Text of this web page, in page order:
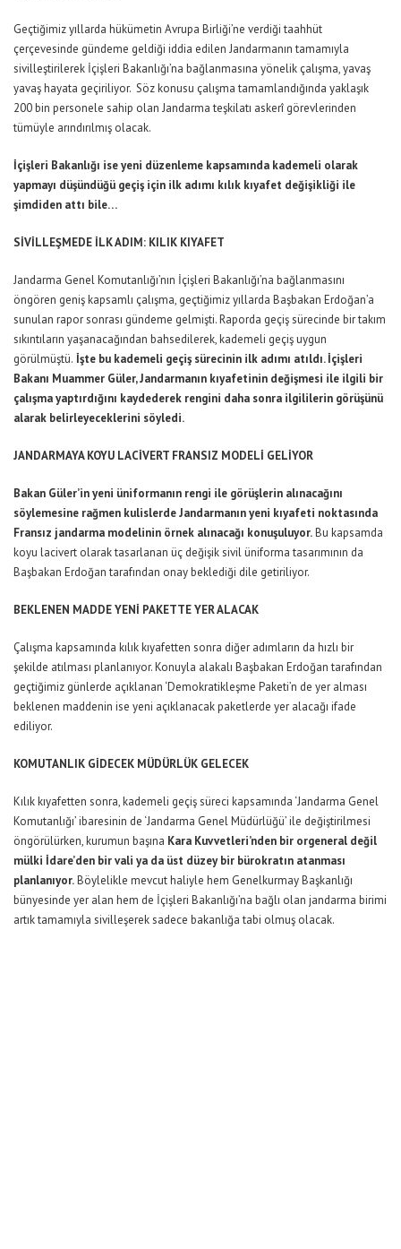
Geçtiğimiz yıllarda hükümetin Avrupa Birliği’ne verdiği taahhüt
çerçevesinde gündeme geldiği iddia edilen Jandarmanın tamamıyla
sivilleştirilerek İçişleri Bakanlığı’na bağlanmasına yönelik çalışma, yavaş
yavaş hayata geçiriliyor. Söz konusu çalışma tamamlandığında yaklaşık
200 bin personele sahip olan Jandarma teşkilatı askerî görevlerinden
tümüyle arındırılmış olacak.
İçişleri Bakanlığı ise yeni düzenleme kapsamında kademeli olarak
yapmayı düşündüğü geçiş için ilk adımı kılık kıyafet değişikliği ile
şimdiden attı bile…
SİVİLLEŞMEDE İLK ADIM: KILIK KIYAFET
Jandarma Genel Komutanlığı’nın İçişleri Bakanlığı’na bağlanmasını
öngören geniş kapsamlı çalışma, geçtiğimiz yıllarda Başbakan Erdoğan’a
sunulan rapor sonrası gündeme gelmişti. Raporda geçiş sürecinde bir takım
sıkıntıların yaşanacağından bahsedilerek, kademeli geçiş uygun
görülmüştü. İşte bu kademeli geçiş sürecinin ilk adımı atıldı. İçişleri
Bakanı Muammer Güler, Jandarmanın kıyafetinin değişmesi ile ilgili bir
çalışma yaptırdığını kaydederek rengini daha sonra ilgililerin görüşünü
alarak belirleyeceklerini söyledi.
JANDARMAYA KOYU LACİVERT FRANSIZ MODELİ GELİYOR
Bakan Güler’in yeni üniformanın rengi ile görüşlerin alınacağını
söylemesine rağmen kulislerde Jandarmanın yeni kıyafeti noktasında
Fransız jandarma modelinin örnek alınacağı konuşuluyor.Bu kapsamda
koyu lacivert olarak tasarlanan üç değişik sivil üniforma tasarımının da
Başbakan Erdoğan tarafından onay beklediği dile getiriliyor.
BEKLENEN MADDE YENİ PAKETTE YER ALACAK
Çalışma kapsamında kılık kıyafetten sonra diğer adımların da hızlı bir
şekilde atılması planlanıyor. Konuyla alakalı Başbakan Erdoğan tarafından
geçtiğimiz günlerde açıklanan ‘Demokratikleşme Paketi’n de yer alması
beklenen maddenin ise yeni açıklanacak paketlerde yer alacağı ifade
ediliyor.
KOMUTANLIK GİDECEK MÜDÜRLÜK GELECEK
Kılık kıyafetten sonra, kademeli geçiş süreci kapsamında ‘Jandarma Genel
Komutanlığı’ ibaresinin de ‘Jandarma Genel Müdürlüğü’ ile değiştirilmesi
öngörülürken, kurumun başına Kara Kuvvetleri’nden bir orgeneral değil
mülki İdare’den bir vali ya da üst düzey bir bürokratın atanması
planlanıyor.Böylelikle mevcut haliyle hem Genelkurmay Başkanlığı
bünyesinde yer alan hem de İçişleri Bakanlığı’na bağlı olan jandarma birimi
artık tamamıyla sivilleşerek sadece bakanlığa tabi olmuş olacak.